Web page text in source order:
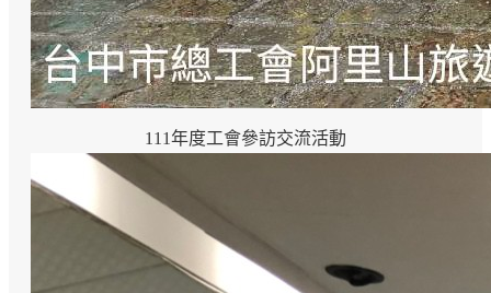
111年度工會參訪交流活動